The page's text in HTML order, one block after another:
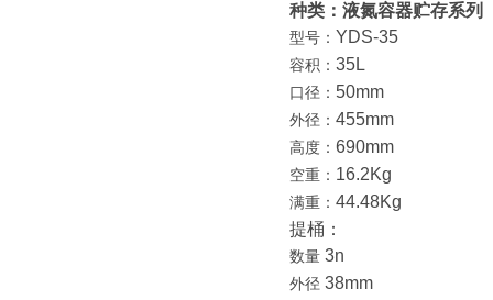
种类：液氮容器贮存系列
型号： YDS-35
容积： 35L
口径： 50mm
外径： 455mm
高度： 690mm
空重： 16.2Kg
满重： 44.48Kg
提桶：
数量 3n
外径 38mm